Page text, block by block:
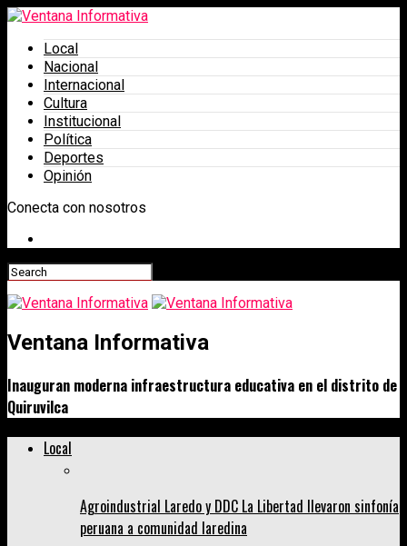
Local
Nacional
Internacional
Cultura
Institucional
Política
Deportes
Opinión
Conecta con nosotros
Ventana Informativa
Inauguran moderna infraestructura educativa en el distrito de
Quiruvilca
Local
Agroindustrial Laredo y DDC La Libertad llevaron sinfonía
peruana a comunidad laredina